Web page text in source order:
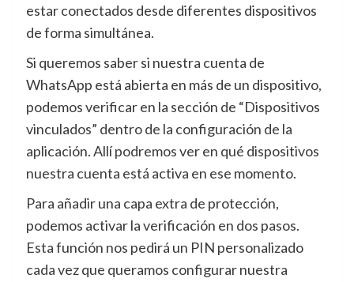
estar conectados desde diferentes dispositivos
de forma simultánea.
Si queremos saber si nuestra cuenta de
WhatsApp está abierta en más de un dispositivo,
podemos verificar en la sección de “Dispositivos
vinculados” dentro de la configuración de la
aplicación. Allí podremos ver en qué dispositivos
nuestra cuenta está activa en ese momento.
Para añadir una capa extra de protección,
podemos activar la verificación en dos pasos.
Esta función nos pedirá un PIN personalizado
cada vez que queramos configurar nuestra